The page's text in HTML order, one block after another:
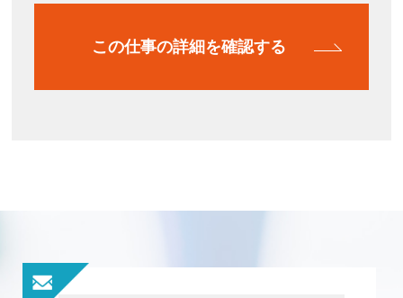
この仕事の詳細を確認する